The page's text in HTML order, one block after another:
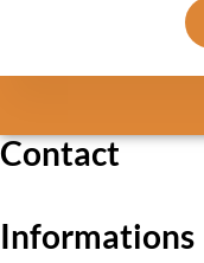
Contact
Informations